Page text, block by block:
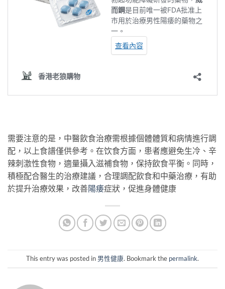
需要注意的是，中醫飲食治療需根據個體體質和病情進行調
配，以上食譜僅供參考。在饮食方面，患者應避免生冷、辛
辣刺激性食物，適量攝入滋補食物，保持飲食平衡。同時，
積極配合醫生的治療建議，合理調配飲食和中藥治療，有助
於提升治療效果，改善陽痿症狀，促進身體健康
This entry was posted in 男性健康. Bookmark the permalink.